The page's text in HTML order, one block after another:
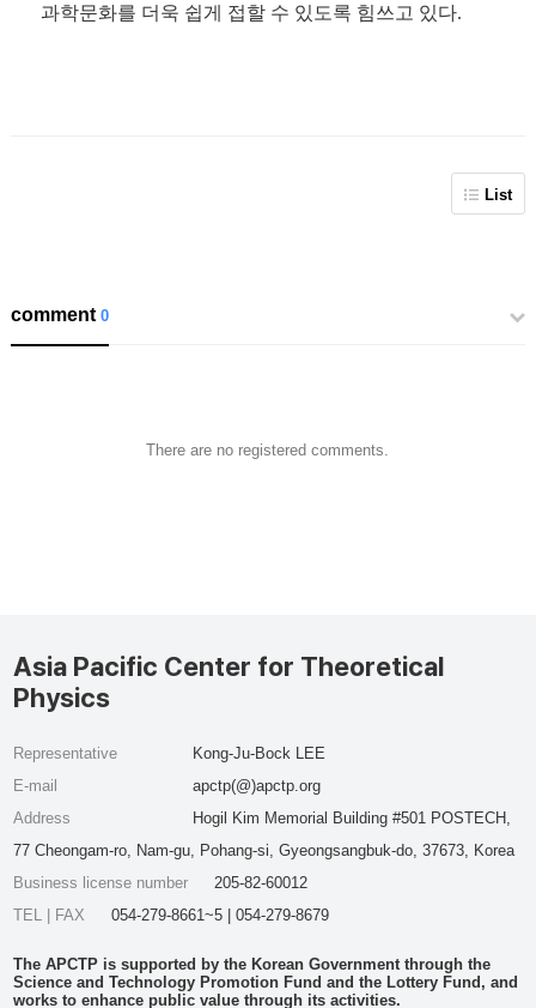
과학문화를 더욱 쉽게 접할 수 있도록 힘쓰고 있다.
List
comment0
There are no registered comments.
Asia Pacific Center for Theoretical
Physics
Representative
Kong-Ju-Bock LEE
E-mail
apctp(@)apctp.org
Address
Hogil Kim Memorial Building #501 POSTECH,
77 Cheongam-ro, Nam-gu, Pohang-si, Gyeongsangbuk-do, 37673, Korea
Business license number
205-82-60012
TEL | FAX
054-279-8661~5 | 054-279-8679
The APCTP is supported by the Korean Government through the
Science and Technology Promotion Fund and the Lottery Fund, and
works to enhance public value through its activities.